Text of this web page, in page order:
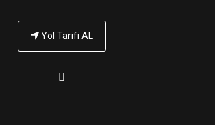
Yol Tarifi AL